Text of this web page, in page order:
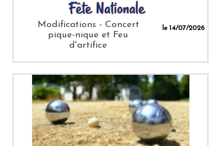
Modifications - Concert
pique-nique et Feu
d'artifice
le 14/07/2026